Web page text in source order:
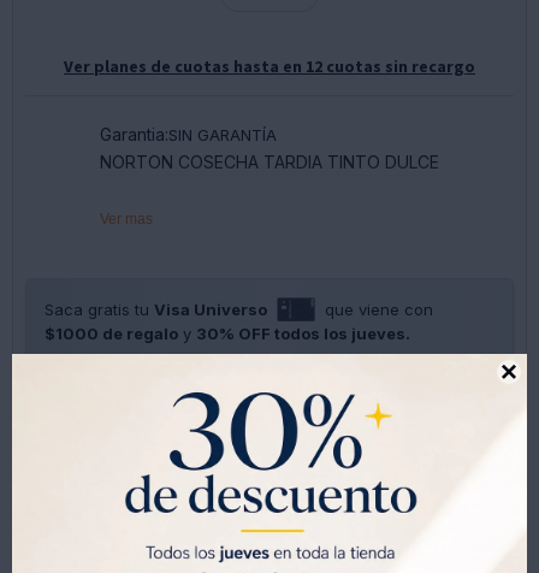

Ver planes de cuotas hasta en 12 cuotas sin recargo
Garantia:SIN GARANTÍA
NORTON COSECHA TARDIA TINTO DULCE
Ver mas
Saca gratis tu Visa Universo
que viene con
$1000 de regalo y 30% OFF todos los jueves.
 
Métodos y costos de envíos